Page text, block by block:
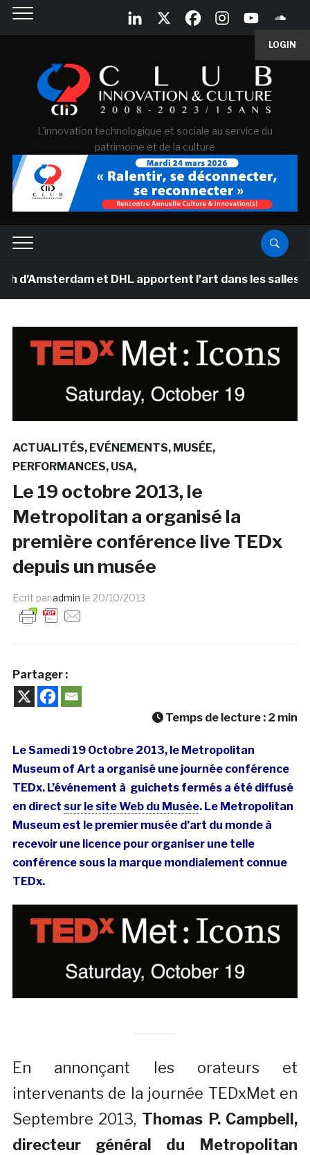
LOGIN
L'innovation technologique et sociale au service du
patrimoine et de la culture
et DHL apportent l’art dans les salles de
ACTUALITÉS EVÉNEMENTS MUSÉE
PERFORMANCES USA
Le 19 octobre 2013, le
Metropolitan a organisé la
première conférence live TEDx
depuis un musée
Ecrit paradmin le 20/10/2013
Partager :
Temps de lecture : 2 min
Le Samedi 19 Octobre 2013, le Metropolitan
Museum of Art a organisé une journée conférence
TEDx. L’événement à guichets fermés a été diffusé
en direct sur le site Web du Musée. Le Metropolitan
Museum est le premier musée d’art du monde à
recevoir une licence pour organiser une telle
conférence sous la marque mondialement connue
TEDx.
En annonçant les orateurs et
intervenants de la journée TEDxMet en
Septembre 2013, Thomas P. Campbell,
directeur général du Metropolitan